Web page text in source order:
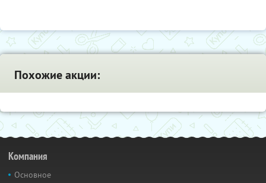
Похожие акции:
Компания
Основное